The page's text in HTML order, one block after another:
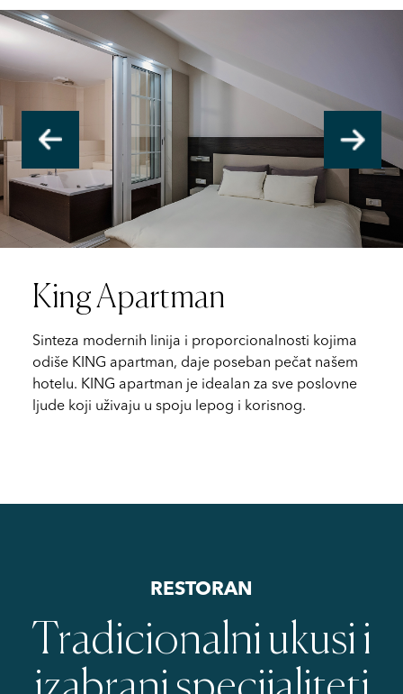
King Apartman
Sinteza modernih linija i proporcionalnosti kojima
odiše KING apartman, daje poseban pečat našem
hotelu. KING apartman je idealan za sve poslovne
ljude koji uživaju u spoju lepog i korisnog.
RESTORAN
Tradicionalni ukusi i